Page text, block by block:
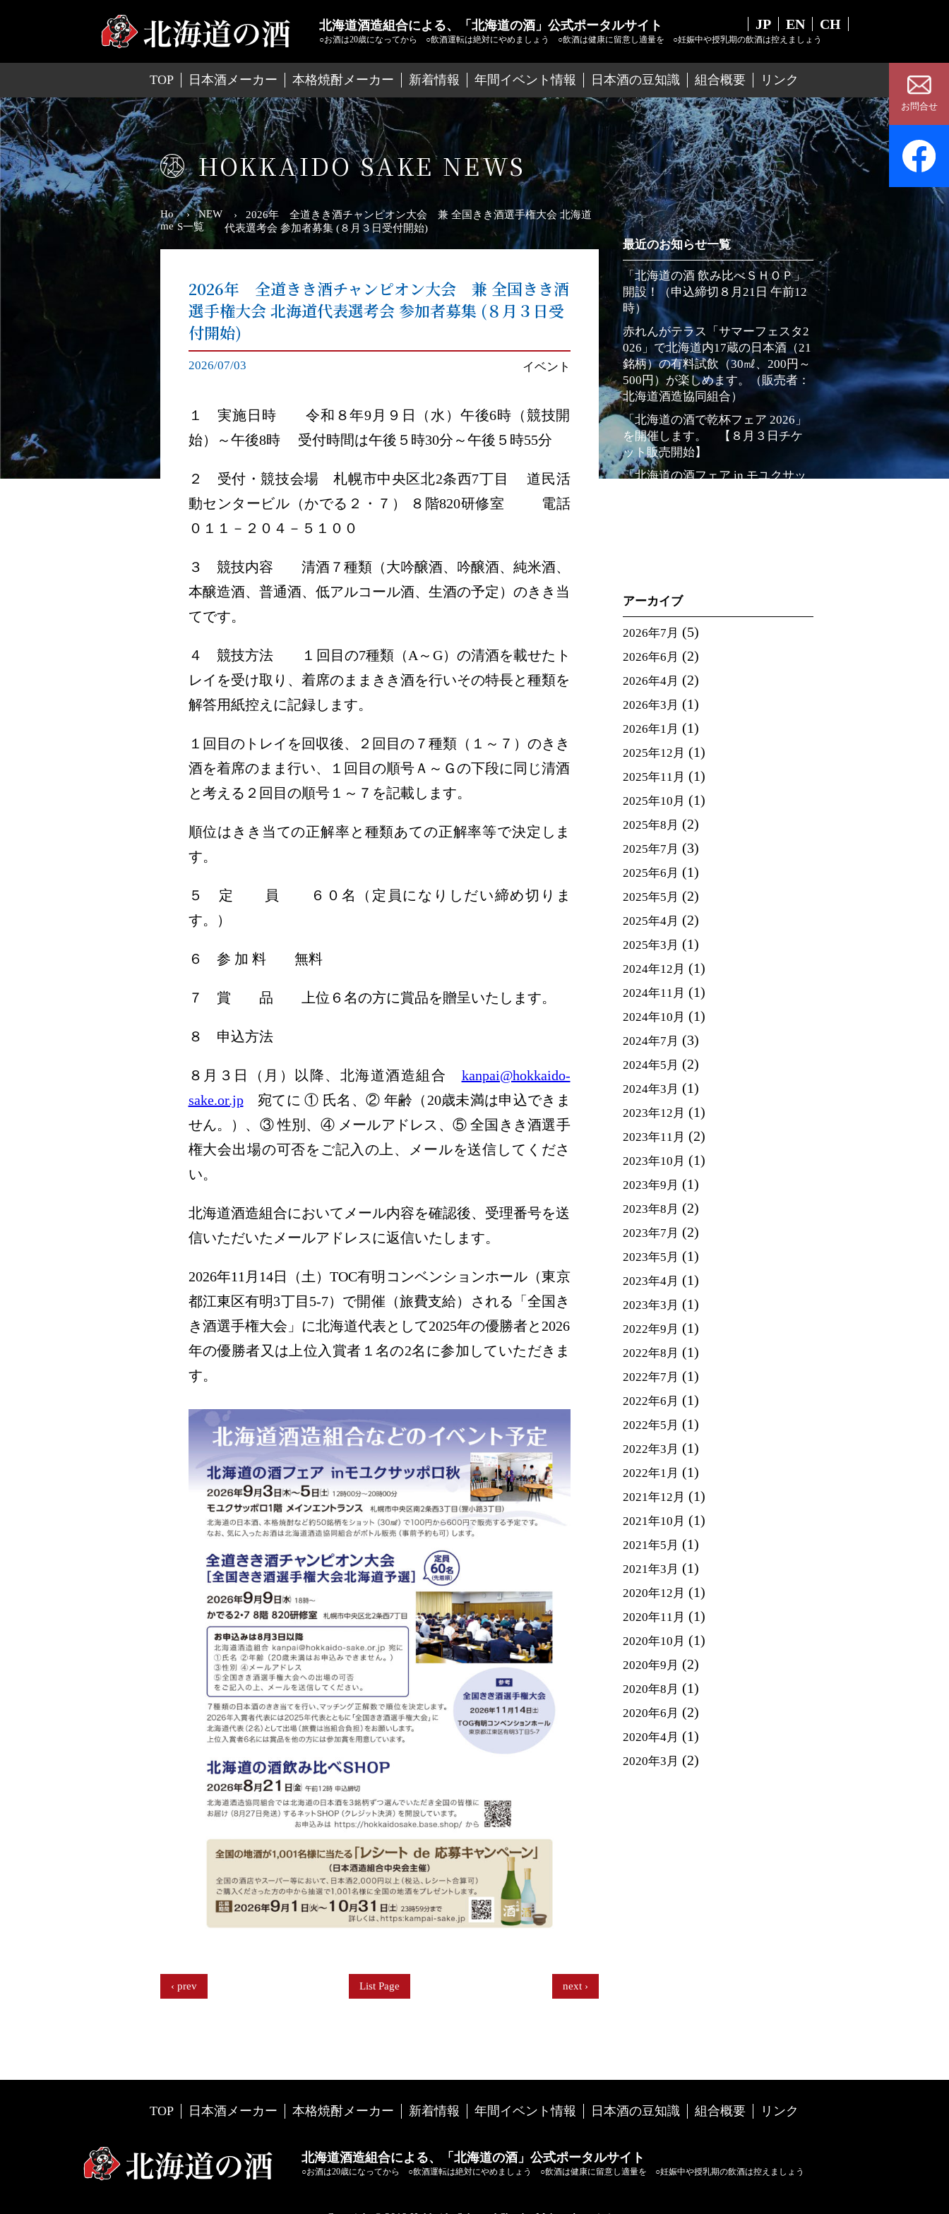
北海道酒造組合による、「北海道の酒」公式ポータルサイト JP EN CH
○お酒は20歳になってから ○飲酒運転は絶対にやめましょう ○飲酒は健康に留意し適量を ○妊娠中や授乳期の飲酒は控えましょう
TOP 日本酒メーカー 本格焼酎メーカー 新着情報 年間イベント情報 日本酒の豆知識 組合概要 リンク
HOKKAIDO SAKE NEWS
Ho
me
NEW
S一覧
2026年 全道きき酒チャンピオン大会 兼 全国きき酒選手権大会 北海道
代表選考会 参加者募集 (８月３日受付開始)
2026年 全道きき酒チャンピオン大会 兼 全国きき酒
選手権大会 北海道代表選考会 参加者募集 (８月３日受
付開始)
2026/07/03 イベント
１ 実施日時 令和８年9月９日（水）午後6時（競技開
始）～午後8時 受付時間は午後５時30分～午後５時55分
２ 受付・競技会場 札幌市中央区北2条西7丁目 道民活
動センタービル（かでる２・７） ８階820研修室 電話
０１１－２０４－５１００
３ 競技内容 清酒７種類（大吟醸酒、吟醸酒、純米酒、
本醸造酒、普通酒、低アルコール酒、生酒の予定）のきき当
てです。
４ 競技方法 １回目の7種類（A～G）の清酒を載せたト
レイを受け取り、着席のままきき酒を行いその特長と種類を
解答用紙控えに記録します。
１回目のトレイを回収後、２回目の７種類（１～７）のきき
酒を着席のまま行い、１回目の順号Ａ～Ｇの下段に同じ清酒
と考える２回目の順号１～７を記載します。
順位はきき当ての正解率と種類あての正解率等で決定しま
す。
５ 定 員 ６０名（定員になりしだい締め切りま
す。）
６ 参 加 料 無料
７ 賞 品 上位６名の方に賞品を贈呈いたします。
８ 申込方法
８月３日（月）以降、 北海道酒造組合 kanpai@hokkaido-
sake.or.jp宛てに ① 氏名、② 年齢（20歳未満は申込できま
せん。）、③ 性別、④ メールアドレス、⑤ 全国きき酒選手
権大会出場の可否をご記入の上、メールを送信してくださ
い。
北海道酒造組合においてメール内容を確認後、受理番号を送
信いただいたメールアドレスに返信いたします。
2026年11月14日（土）TOC有明コンベンションホール（東京
都江東区有明3丁目5-7）で開催（旅費支給）される「全国き
き酒選手権大会」に北海道代表として2025年の優勝者と2026
年の優勝者又は上位入賞者１名の2名に参加していただきま
す。
prev List Page next
最近のお知らせ一覧
「北海道の酒 飲み比べＳＨＯＰ」
開設！（申込締切８月21日 午前12
時）
赤れんがテラス「サマーフェスタ2
026」で北海道内17蔵の日本酒（21
銘柄）の有料試飲（30㎖、200円～
500円）が楽しめます。（販売者：
北海道酒造協同組合）
「北海道の酒で乾杯フェア 2026」
を開催します。 【８月３日チケ
ット販売開始】
「北海道の酒フェア in モユクサッ
アーカイブ
2026年7月 (5)
2026年6月 (2)
2026年4月 (2)
2026年3月 (1)
2026年1月 (1)
2025年12月 (1)
2025年11月 (1)
2025年10月 (1)
2025年8月 (2)
2025年7月 (3)
2025年6月 (1)
2025年5月 (2)
2025年4月 (2)
2025年3月 (1)
2024年12月 (1)
2024年11月 (1)
2024年10月 (1)
2024年7月 (3)
2024年5月 (2)
2024年3月 (1)
2023年12月 (1)
2023年11月 (2)
2023年10月 (1)
2023年9月 (1)
2023年8月 (2)
2023年7月 (2)
2023年5月 (1)
2023年4月 (1)
2023年3月 (1)
2022年9月 (1)
2022年8月 (1)
2022年7月 (1)
2022年6月 (1)
2022年5月 (1)
2022年3月 (1)
2022年1月 (1)
2021年12月 (1)
2021年10月 (1)
2021年5月 (1)
2021年3月 (1)
2020年12月 (1)
2020年11月 (1)
2020年10月 (1)
2020年9月 (2)
2020年8月 (1)
2020年6月 (2)
2020年4月 (1)
2020年3月 (2)
お問合せ
TOP 日本酒メーカー 本格焼酎メーカー 新着情報 年間イベント情報 日本酒の豆知識 組合概要 リンク
北海道酒造組合による、「北海道の酒」公式ポータルサイト
○お酒は20歳になってから ○飲酒運転は絶対にやめましょう ○飲酒は健康に留意し適量を ○妊娠中や授乳期の飲酒は控えましょう